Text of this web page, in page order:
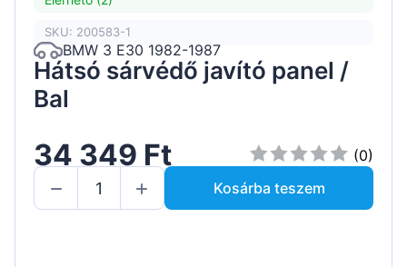
SKU: 200583-1
BMW 3 E30 1982-1987
Hátsó sárvédő javító panel /
Bal
34 349 Ft
(0)
Kosárba teszem